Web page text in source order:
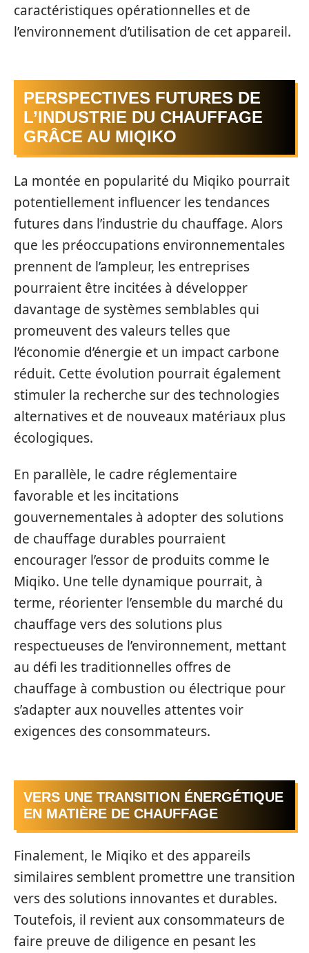
caractéristiques opérationnelles et de
l’environnement d’utilisation de cet appareil.
PERSPECTIVES FUTURES DE
L’INDUSTRIE DU CHAUFFAGE
GRÂCE AU MIQIKO
La montée en popularité du Miqiko pourrait
potentiellement influencer les tendances
futures dans l’industrie du chauffage. Alors
que les préoccupations environnementales
prennent de l’ampleur, les entreprises
pourraient être incitées à développer
davantage de systèmes semblables qui
promeuvent des valeurs telles que
l’économie d’énergie et un impact carbone
réduit. Cette évolution pourrait également
stimuler la recherche sur des technologies
alternatives et de nouveaux matériaux plus
écologiques.
En parallèle, le cadre réglementaire
favorable et les incitations
gouvernementales à adopter des solutions
de chauffage durables pourraient
encourager l’essor de produits comme le
Miqiko. Une telle dynamique pourrait, à
terme, réorienter l’ensemble du marché du
chauffage vers des solutions plus
respectueuses de l’environnement, mettant
au défi les traditionnelles offres de
chauffage à combustion ou électrique pour
s’adapter aux nouvelles attentes voir
exigences des consommateurs.
VERS UNE TRANSITION ÉNERGÉTIQUE
EN MATIÈRE DE CHAUFFAGE
Finalement, le Miqiko et des appareils
similaires semblent promettre une transition
vers des solutions innovantes et durables.
Toutefois, il revient aux consommateurs de
faire preuve de diligence en pesant les